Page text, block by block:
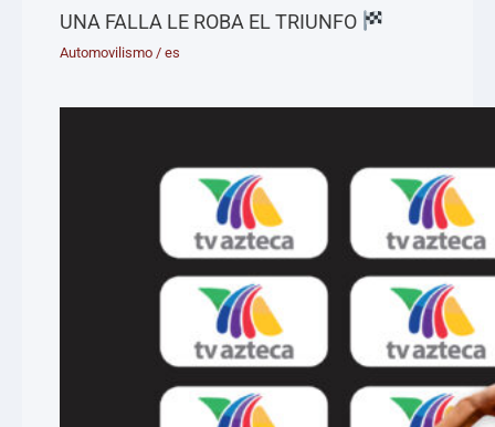
UNA FALLA LE ROBA EL TRIUNFO
Automovilismo /es